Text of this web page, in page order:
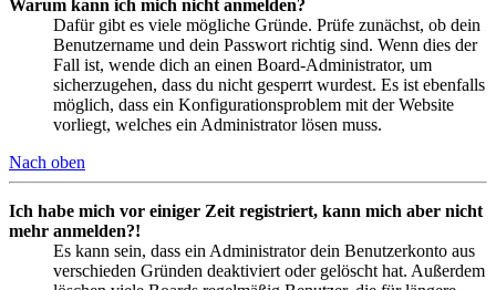
Warum kann ich mich nicht anmelden?
Dafür gibt es viele mögliche Gründe. Prüfe zunächst, ob dein
Benutzername und dein Passwort richtig sind. Wenn dies der
Fall ist, wende dich an einen Board-Administrator, um
sicherzugehen, dass du nicht gesperrt wurdest. Es ist ebenfalls
möglich, dass ein Konfigurationsproblem mit der Website
vorliegt, welches ein Administrator lösen muss.
Nach oben
Ich habe mich vor einiger Zeit registriert, kann mich aber nicht
mehr anmelden?!
Es kann sein, dass ein Administrator dein Benutzerkonto aus
verschieden Gründen deaktiviert oder gelöscht hat. Außerdem